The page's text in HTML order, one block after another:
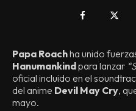
Papa Roachha unido
Hanumankindpara lanzar
oficial incluido en el
del anime Devil May Cry,
mayo.